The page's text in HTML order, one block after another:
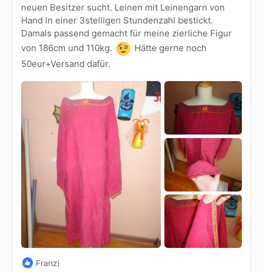
neuen Besitzer sucht. Leinen mit Leinengarn von
Hand in einer 3stelligen Stundenzahl bestickt.
Damals passend gemacht für meine zierliche Figur
von 186cm und 110kg.
Hätte gerne noch
50eur+Versand dafür.
Franzi